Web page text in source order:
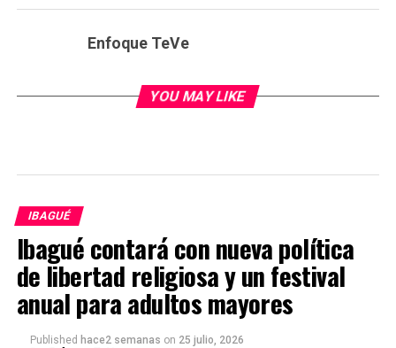
Enfoque TeVe
YOU MAY LIKE
IBAGUÉ
Ibagué contará con nueva política
de libertad religiosa y un festival
anual para adultos mayores
Published hace2 semanas on 25 julio, 2026